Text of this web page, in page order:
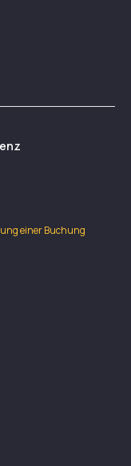
einer Buchung